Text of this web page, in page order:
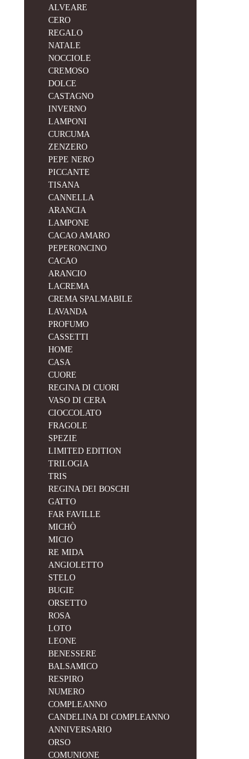
ALVEARE
CERO
REGALO
NATALE
NOCCIOLE
CREMOSO
DOLCE
CASTAGNO
INVERNO
LAMPONI
CURCUMA
ZENZERO
PEPE NERO
PICCANTE
TISANA
CANNELLA
ARANCIA
LAMPONE
CACAO AMARO
PEPERONCINO
CACAO
ARANCIO
LACREMA
CREMA SPALMABILE
LAVANDA
PROFUMO
CASSETTI
HOME
CASA
CUORE
REGINA DI CUORI
VASO DI CERA
CIOCCOLATO
FRAGOLE
SPEZIE
LIMITED EDITION
TRILOGIA
TRIS
REGINA DEI BOSCHI
GATTO
FAR FAVILLE
MICHÒ
MICIO
RE MIDA
ANGIOLETTO
STELO
BUGIE
ORSETTO
ROSA
LOTO
LEONE
BENESSERE
BALSAMICO
RESPIRO
NUMERO
COMPLEANNO
CANDELINA DI COMPLEANNO
ANNIVERSARIO
ORSO
COMUNIONE